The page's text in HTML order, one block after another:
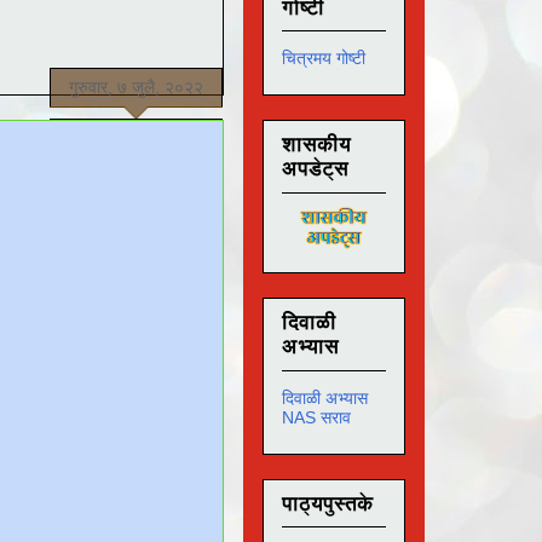
गुरुवार, ७ जुलै, २०२२
गोष्टी
चित्रमय गोष्टी
शासकीय
अपडेट्स
दिवाळी
अभ्यास
दिवाळी अभ्यास
NAS सराव
पाठ्यपुस्तके